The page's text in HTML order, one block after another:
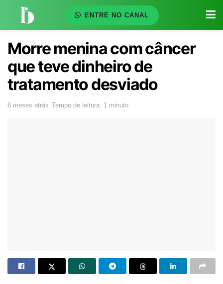
ENTRE NO CANAL
Morre menina com câncer
que teve dinheiro de
tratamento desviado
6 meses atrás Tempo de leitura: 1 minuto